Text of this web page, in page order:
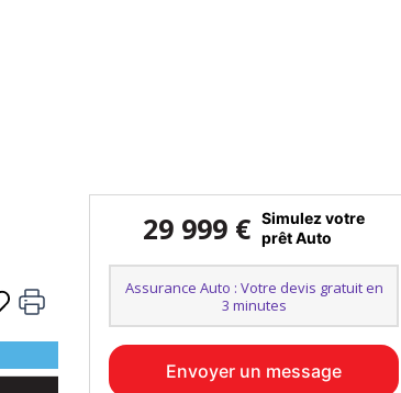
29 999 € Simulez votre
prêt Auto
Assurance Auto : Votre devis gratuit en
3 minutes
Envoyer un message